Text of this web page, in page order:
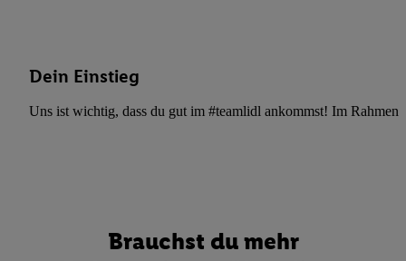
Dein Einstieg
Uns ist wichtig, dass du gut im #teamlidl ankommst! Im Rahmen
Brauchst du mehr